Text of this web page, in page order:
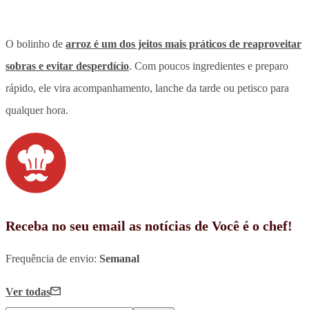
O bolinho de arroz é um dos jeitos mais práticos de reaproveitar
sobras e evitar desperdício. Com poucos ingredientes e preparo
rápido, ele vira acompanhamento, lanche da tarde ou petisco para
qualquer hora.
Receba no seu email as notícias de Você é o chef!
Frequência de envio: Semanal
Ver todas